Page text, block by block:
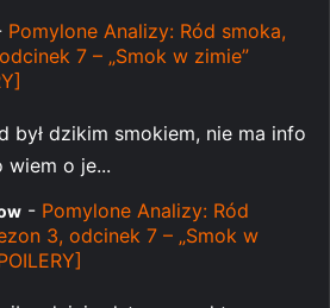
Pomylone Analizy: Ród smoka,
7 – „Smok w zimie”
był dzikim smokiem, nie ma info
wiem o je...
- Pomylone Analizy: Ród
3, odcinek 7 – „Smok w